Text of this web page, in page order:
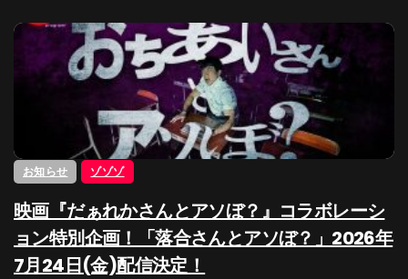
お知らせ ゾゾゾ
映画『だぁれかさんとアソぼ？』コラボレーシ
ョン特別企画！「落合さんとアソぼ？」2026年
7月24日(金)配信決定！